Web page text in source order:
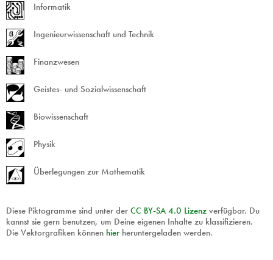
Informatik
Ingenieurwissenschaft und Technik
Finanzwesen
Geistes- und Sozialwissenschaft
Biowissenschaft
Physik
Überlegungen zur Mathematik
Diese Piktogramme sind unter der CC BY-SA 4.0 Lizenz verfügbar. Du
kannst sie gern benutzen, um Deine eigenen Inhalte zu klassifizieren.
Die Vektorgrafiken können hier heruntergeladen werden.